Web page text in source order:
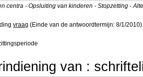
centra - Opsluiting van kinderen - Stopzetting -
vraag (Einde van de antwoordtermijn: 8/1/2010)
van :